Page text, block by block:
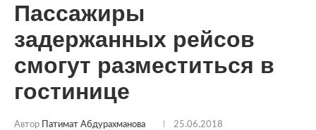
Пассажиры
задержанных рейсов
смогут разместиться в
гостинице
Автор Патимат Абдурахманова 25.06.2018